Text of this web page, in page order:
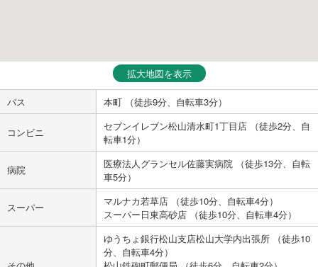
拡大地図を表示
バス 本町 （徒歩9分、自転車3分）
コンビニ
セブンイレブン松山清水町1丁目店 （徒歩2分、自
転車1分）
病院
医療法人グランセル佐藤実病院 （徒歩13分、自転
車5分）
スーパー
マルナカ若草店 （徒歩10分、自転車4分）
スーパー日東高砂店 （徒歩10分、自転車4分）
ゆうちょ銀行松山支店松山大学内出張所 （徒歩10
分、自転車4分）